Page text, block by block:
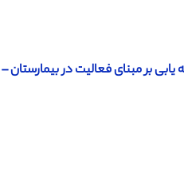
بر مبنای فعالیت در بیمارستان –